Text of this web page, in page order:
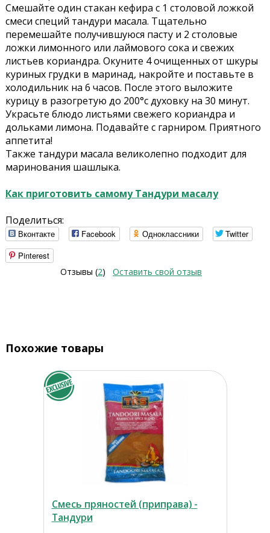
Смешайте один стакан кефира с 1 столовой ложкой
смеси специй тандури масала. Тщательно
перемешайте получившуюся пасту и 2 столовые
ложки лимонного или лаймового сока и свежих
листьев кориандра. Окуните 4 очищенных от шкуры
куриных грудки в маринад, накройте и поставьте в
холодильник на 6 часов. После этого выложите
курицу в разогретую до 200°с духовку на 30 минут.
Украсьте блюдо листьями свежего кориандра и
дольками лимона. Подавайте с гарниром. Приятного
аппетита!
Также тандури масала великолепно подходит для
маринования шашлыка.
Как приготовить самому Тандури масалу
Поделиться:
Вконтакте Facebook Одноклассники
Twitter
Pinterest
Отзывы (2) Оставить свой отзыв
Похожие товары
Смесь пряностей (приправа) -
Тандури